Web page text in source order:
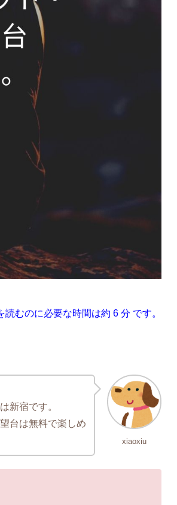
読むのに必要な時間は約 6 分 です。
xiaoxiu
新宿です。
台は無料で楽しめ